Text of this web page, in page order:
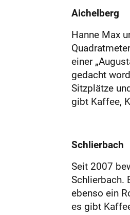
Aichelberg
Hanne Max
einer
gedacht
Sitzplätze
gibt Kaffee,
Schlierbach
Seit 2007
Schlierbach.
ebenso ein
es gibt